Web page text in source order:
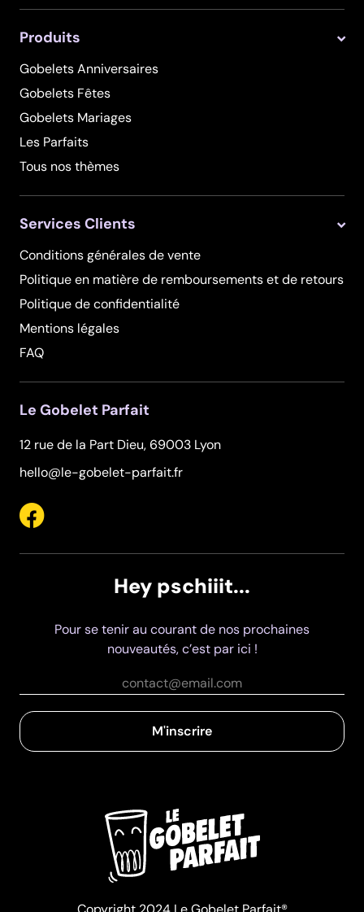
Produits
Gobelets Anniversaires
Gobelets Fêtes
Gobelets Mariages
Les Parfaits
Tous nos thèmes
Services Clients
Conditions générales de vente
Politique en matière de remboursements et de retours
Politique de confidentialité
Mentions légales
FAQ
Le Gobelet Parfait
12 rue de la Part Dieu, 69003 Lyon
hello@le-gobelet-parfait.fr
Hey pschiiit...
Pour se tenir au courant de nos prochaines
nouveautés, c’est par ici !
M'inscrire